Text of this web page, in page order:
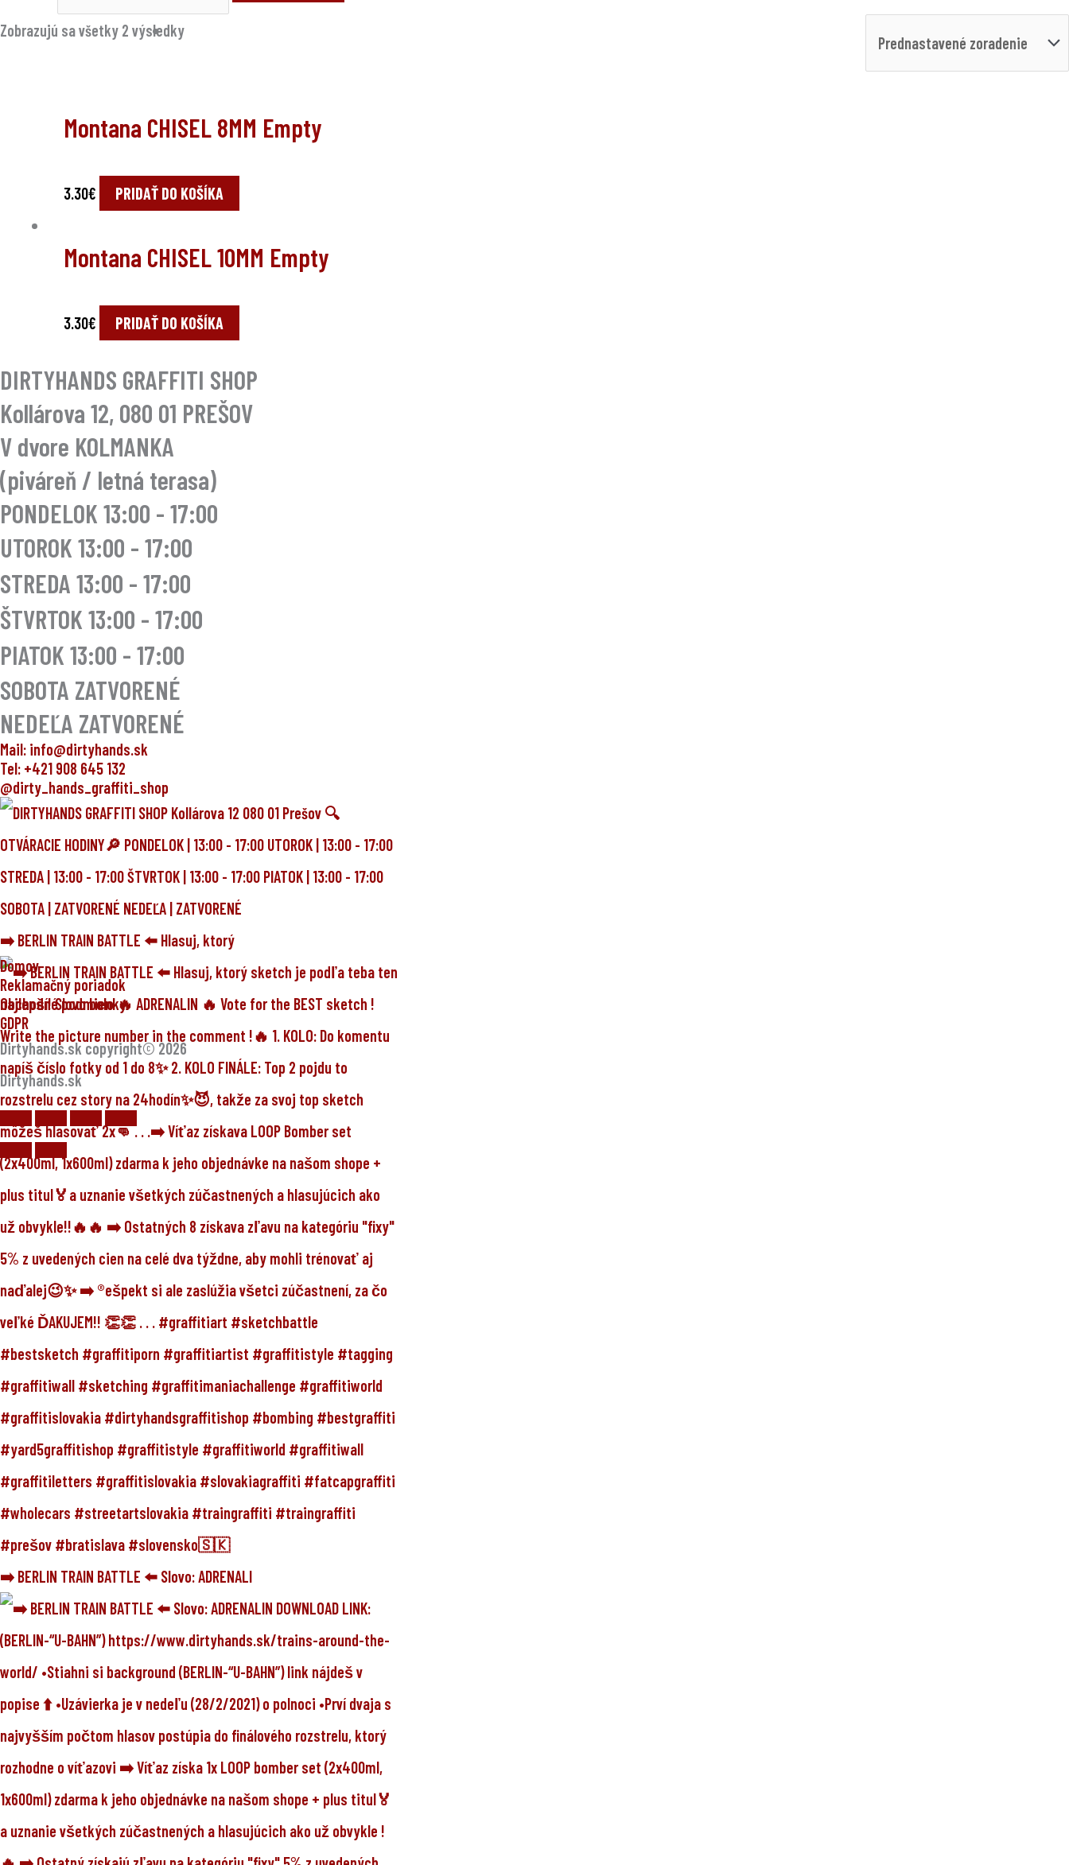
Zobrazujú sa všetky 2 výsledky
Montana CHISEL 8MM Empty
3.30€ PRIDAŤ DO KOŠÍKA
Montana CHISEL 10MM Empty
3.30€ PRIDAŤ DO KOŠÍKA
DIRTYHANDS GRAFFITI SHOP
Kollárova 12, 080 01 PREŠOV
V dvore KOLMANKA
(piváreň / letná terasa)
PONDELOK 13:00 - 17:00
UTOROK 13:00 - 17:00
STREDA 13:00 - 17:00
ŠTVRTOK 13:00 - 17:00
PIATOK 13:00 - 17:00
SOBOTA ZATVORENÉ
NEDEĽA ZATVORENÉ
Mail: info@dirtyhands.sk
Tel: +421 908 645 132
@dirty_hands_graffiti_shop
➡️ BERLIN TRAIN BATTLE ⬅️ Hlasuj, ktorý
➡️ BERLIN TRAIN BATTLE ⬅️ Slovo: ADRENALI
Domov
Reklamačný poriadok
Obchodné podmienky
GDPR
Dirtyhands.sk copyright© 2026
Dirtyhands.sk